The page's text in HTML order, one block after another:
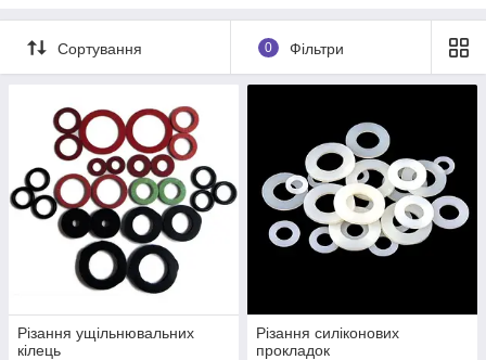
Автомат може різати більшість ущільнювальних матеріалів, і
забезпечує якісне та високоточне різання.
Виробництво виробів від штучних виробів до дрібносерійного
виробництва завжди з однаковою точністю без обхідних
шляхів через дорогу прес-форму негайно без втрати часу на
підготовку прес-форми.
Прокладка - це свого роду деталь ущільнювача, що
використовується в машинах, обладнанні і трубопроводах, в
яких використовуються технологічні рідини. Вони
використовуються як у внутрішніх, так і зовнішніх вузлах
обладнання, щоб відігравати роль ущільнювача.
Сортування 0 Фільтри
Різання ущільнювальних
кілець
Різання силіконових
прокладок